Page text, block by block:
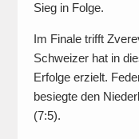
Sieg in Folge.
Im Finale trifft
Schweizer hat in
Erfolge erzielt.
besiegte den
(7:5).